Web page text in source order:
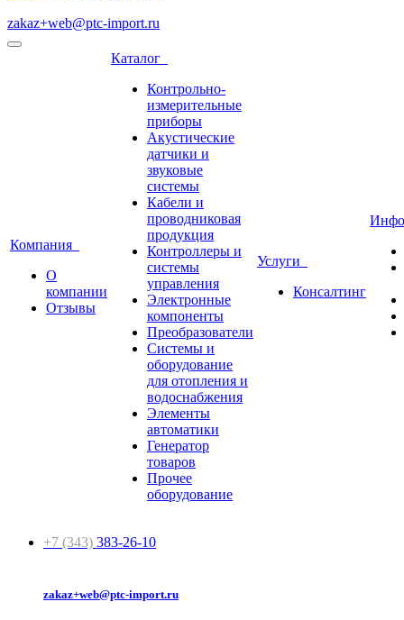
zakaz+web@ptc-import.ru
Компания
О
компании
Отзывы
Каталог
Контрольно-
измерительные
приборы
Акустические
датчики и
звуковые
системы
Кабели и
проводниковая
продукция
Контроллеры и
системы
управления
Электронные
компоненты
Преобразователи
Системы и
оборудование
для отопления и
водоснабжения
Элементы
автоматики
Генератор
товаров
Прочее
оборудование
Услуги
Консалтинг
+7 (343) 383-26-10
zakaz+web@ptc-import.ru